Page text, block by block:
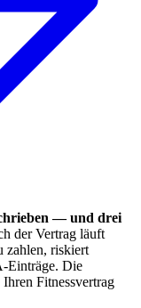
— und drei
der Vertrag läuft
zahlen, riskiert
Einträge. Die
Fitnessvertrag